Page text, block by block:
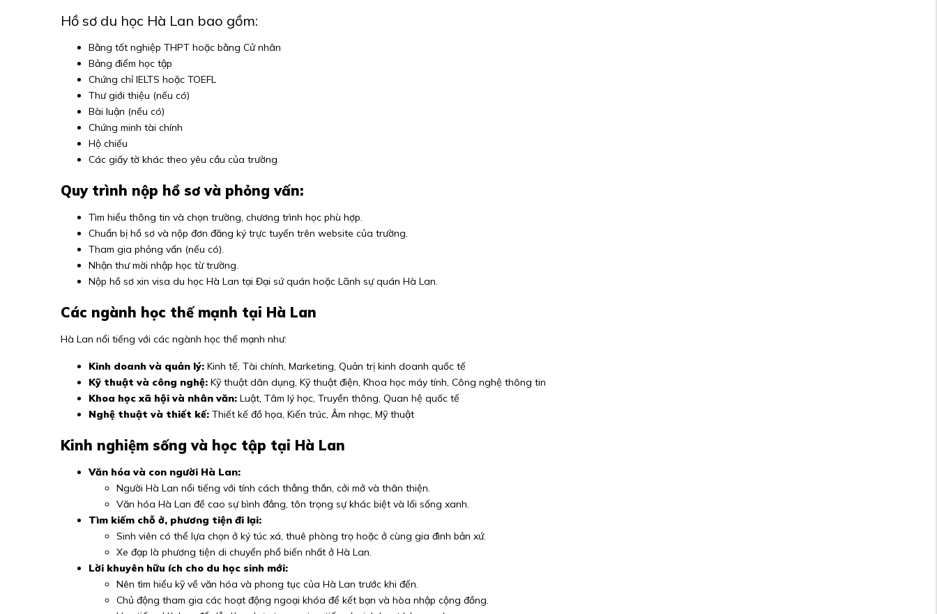
Hồ sơ du học Hà Lan bao gồm:
Bằng tốt nghiệp THPT hoặc bằng Cử nhân
Bảng điểm học tập
Chứng chỉ IELTS hoặc TOEFL
Thư giới thiệu (nếu có)
Bài luận (nếu có)
Chứng minh tài chính
Hộ chiếu
Các giấy tờ khác theo yêu cầu của trường
Quy trình nộp hồ sơ và phỏng vấn:
Tìm hiểu thông tin và chọn trường, chương trình học phù hợp.
Chuẩn bị hồ sơ và nộp đơn đăng ký trực tuyến trên website của trường.
Tham gia phỏng vấn (nếu có).
Nhận thư mời nhập học từ trường.
Nộp hồ sơ xin visa du học Hà Lan tại Đại sứ quán hoặc Lãnh sự quán Hà Lan.
Các ngành học thế mạnh tại Hà Lan
Hà Lan nổi tiếng với các ngành học thế mạnh như:
Kinh doanh và quản lý: Kinh tế, Tài chính, Marketing, Quản trị kinh doanh quốc tế
Kỹ thuật và công nghệ: Kỹ thuật dân dụng, Kỹ thuật điện, Khoa học máy tính, Công nghệ thông tin
Khoa học xã hội và nhân văn: Luật, Tâm lý học, Truyền thông, Quan hệ quốc tế
Nghệ thuật và thiết kế: Thiết kế đồ họa, Kiến trúc, Âm nhạc, Mỹ thuật
Kinh nghiệm sống và học tập tại Hà Lan
Văn hóa và con người Hà Lan:
Người Hà Lan nổi tiếng với tính cách thẳng thắn, cởi mở và thân thiện.
Văn hóa Hà Lan đề cao sự bình đẳng, tôn trọng sự khác biệt và lối sống xanh.
Tìm kiếm chỗ ở, phương tiện đi lại:
Sinh viên có thể lựa chọn ở ký túc xá, thuê phòng trọ hoặc ở cùng gia đình bản xứ.
Xe đạp là phương tiện di chuyển phổ biến nhất ở Hà Lan.
Lời khuyên hữu ích cho du học sinh mới:
Nên tìm hiểu kỹ về văn hóa và phong tục của Hà Lan trước khi đến.
Chủ động tham gia các hoạt động ngoại khóa để kết bạn và hòa nhập cộng đồng.